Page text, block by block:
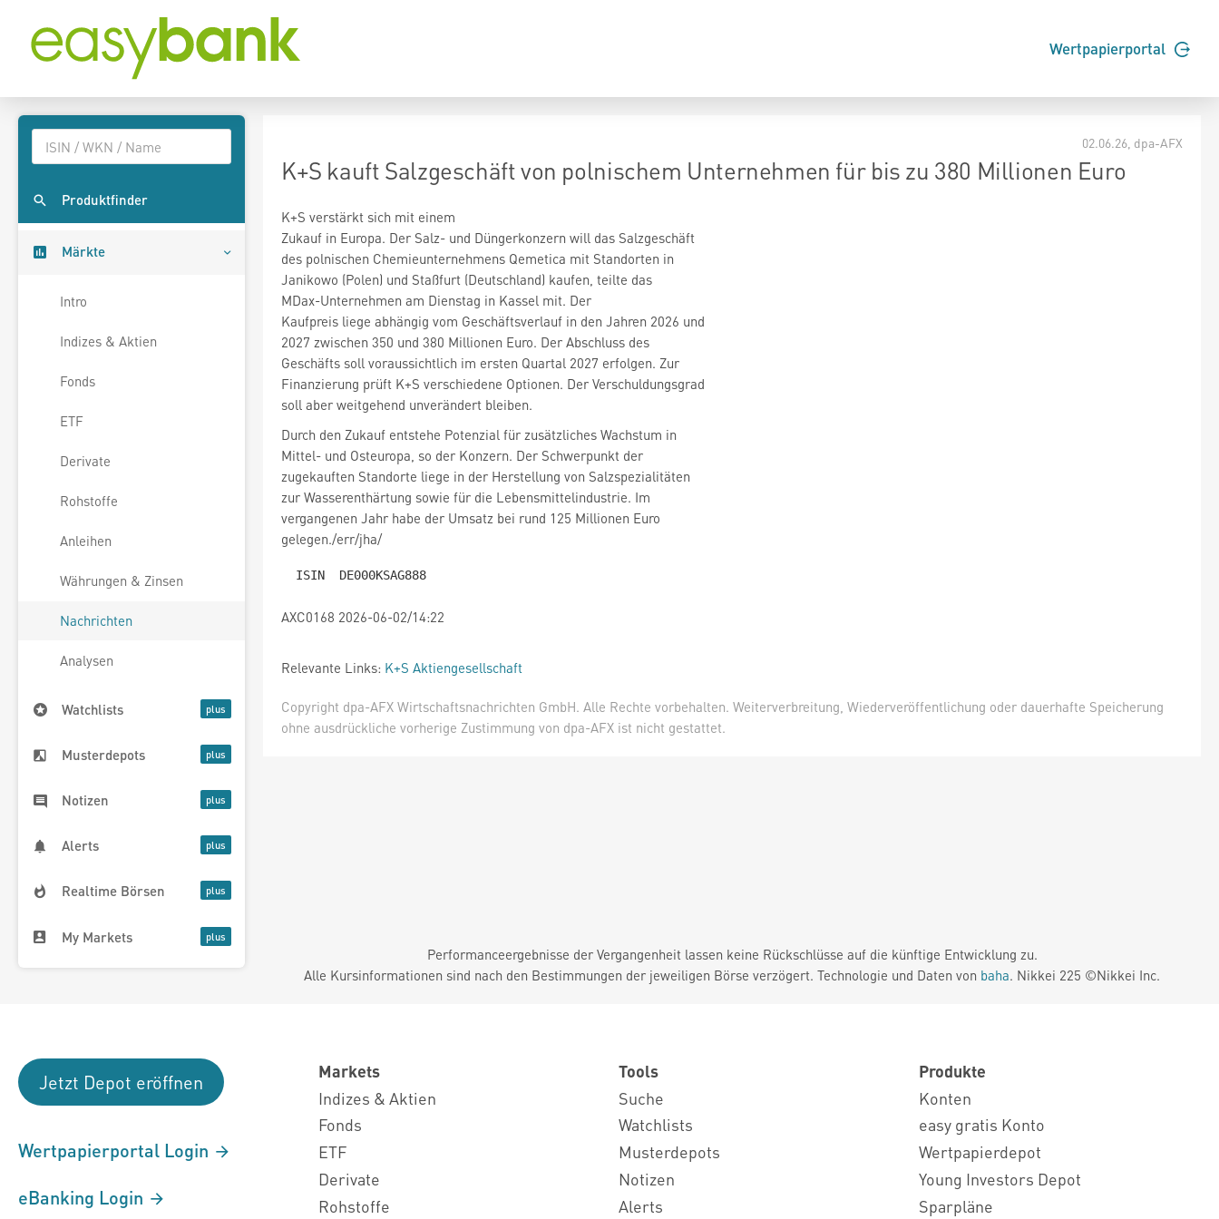
Wertpapierportal
Produktfinder
Märkte
Intro
Indizes & Aktien
Fonds
ETF
Derivate
Rohstoffe
Anleihen
Währungen & Zinsen
Nachrichten
Analysen
Watchlists
Musterdepots
Notizen
Alerts
Realtime Börsen
My Markets
02.06.26 , dpa-AFX
K+S kauft Salzgeschäft von polnischem Unternehmen für bis zu 380 Millionen Euro
K+S verstärkt sich mit einem
Zukauf in Europa. Der Salz- und Düngerkonzern will das Salzgeschäft
des polnischen Chemieunternehmens Qemetica mit Standorten in
Janikowo (Polen) und Staßfurt (Deutschland) kaufen, teilte das
MDax-Unternehmen am Dienstag in Kassel mit. Der
Kaufpreis liege abhängig vom Geschäftsverlauf in den Jahren 2026 und
2027 zwischen 350 und 380 Millionen Euro. Der Abschluss des
Geschäfts soll voraussichtlich im ersten Quartal 2027 erfolgen. Zur
Finanzierung prüft K+S verschiedene Optionen. Der Verschuldungsgrad
soll aber weitgehend unverändert bleiben.
Durch den Zukauf entstehe Potenzial für zusätzliches Wachstum in
Mittel- und Osteuropa, so der Konzern. Der Schwerpunkt der
zugekauften Standorte liege in der Herstellung von Salzspezialitäten
zur Wasserenthärtung sowie für die Lebensmittelindustrie. Im
vergangenen Jahr habe der Umsatz bei rund 125 Millionen Euro
gelegen./err/jha/
AXC0168 2026-06-02/14:22
Relevante Links: K+S Aktiengesellschaft
Copyright dpa-AFX Wirtschaftsnachrichten GmbH. Alle Rechte vorbehalten. Weiterverbreitung, Wiederveröffentlichung oder dauerhafte Speicherung
ohne ausdrückliche vorherige Zustimmung von dpa-AFX ist nicht gestattet.
Performanceergebnisse der Vergangenheit lassen keine Rückschlüsse auf die künftige Entwicklung zu.
Alle Kursinformationen sind nach den Bestimmungen der jeweiligen Börse verzögert. Technologie und Daten von baha. Nikkei 225 ©Nikkei Inc.
Jetzt Depot eröffnen
Wertpapierportal Login
eBanking Login
Markets
Indizes & Aktien
Fonds
ETF
Derivate
Rohstoffe
Tools
Suche
Watchlists
Musterdepots
Notizen
Alerts
Produkte
Konten
easy gratis Konto
Wertpapierdepot
Young Investors Depot
Sparpläne